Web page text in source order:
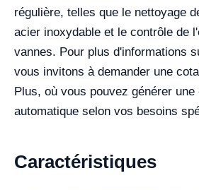
régulière, telles que le nettoyage
acier inoxydable et le contrôle de
vannes. Pour plus d'informations
vous invitons à demander une
Plus, où vous pouvez générer une
automatique selon vos besoins
Caractéristiques